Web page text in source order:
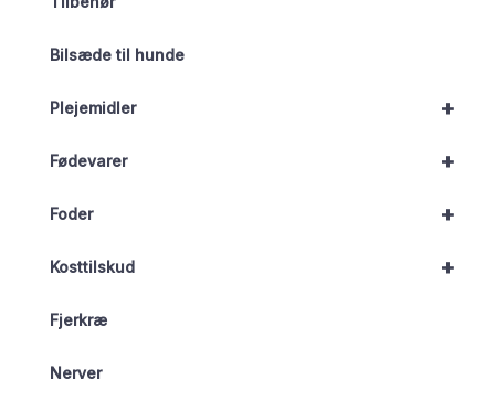
Bilsæde til hunde
+
Plejemidler
+
Fødevarer
+
Foder
+
Kosttilskud
Fjerkræ
Nerver